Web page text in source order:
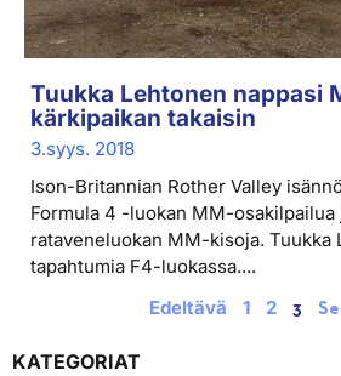
Tuukka Lehtonen nappasi
kärkipaikan takaisin
3.syys. 2018
Ison-Britannian Rother Valley
Formula 4 -luokan MM-osakilpailua
rataveneluokan MM-kisoja. Tuukka
tapahtumia F4-luokassa....
Edeltävä
1 2 3
KATEGORIAT